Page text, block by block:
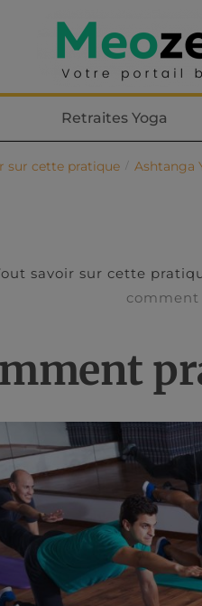
Retraites Yoga
sur cette pratique Ashtanga
savoir sur cette
comment